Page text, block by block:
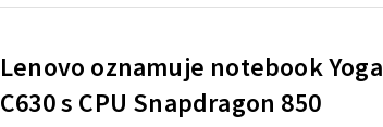
Lenovo oznamuje notebook Yoga
C630 s CPU Snapdragon 850